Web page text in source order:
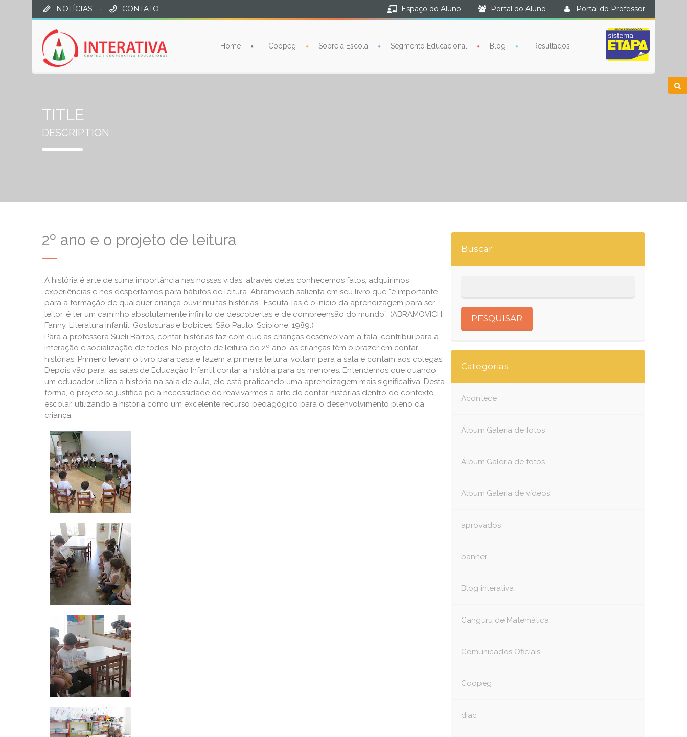
NOTÍCIAS · CONTATO Espaço do Aluno · Portal do Aluno · Portal do Professor
Home Coopeg Sobre a Escola Segmento Educacional Blog Resultados
TITLE
DESCRIPTION
2º ano e o projeto de leitura
A história é arte de suma importância nas nossas vidas, através delas conhecemos fatos, adquirimos
experiências e nos despertamos para hábitos de leitura. Abramovich salienta em seu livro que “é importante
para a formação de qualquer criança ouvir muitas histórias… Escutá-las é o início da aprendizagem para ser
leitor, é ter um caminho absolutamente infinito de descobertas e de compreensão do mundo”. (ABRAMOVICH,
Fanny. Literatura infantil: Gostosuras e bobices. São Paulo: Scipione, 1989.)
Para a professora Sueli Barros, contar histórias faz com que as crianças desenvolvam a fala, contribui para a
interação e socialização de todos. No projeto de leitura do 2º ano, as crianças têm o prazer em contar
histórias. Primeiro levam o livro para casa e fazem a primeira leitura, voltam para a sala e contam aos colegas.
Depois vão para as salas de Educação Infantil contar a história para os menores. Entendemos que quando
um educador utiliza a história na sala de aula, ele está praticando uma aprendizagem mais significativa. Desta
forma, o projeto se justifica pela necessidade de reavivarmos a arte de contar histórias dentro do contexto
escolar, utilizando a história como um excelente recurso pedagógico para o desenvolvimento pleno da
criança.
Buscar
Categorias
Acontece
Álbum Galeria de fotos
Álbum Galeria de fotos
Álbum Galeria de vídeos
aprovados
banner
Blog interativa
Canguru de Matemática
Comunicados Oficiais
Coopeg
diac